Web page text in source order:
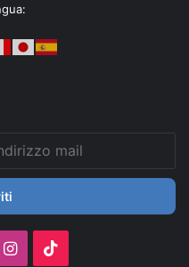
Instagram